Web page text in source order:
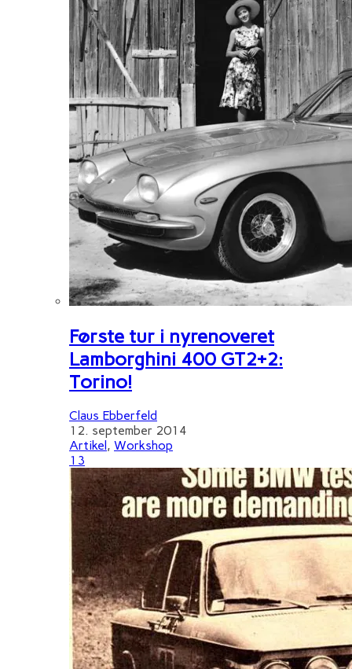
Første tur i nyrenoveret
Lamborghini 400 GT2+2:
Torino!
Claus Ebberfeld
12. september 2014
Artikel , Workshop
13